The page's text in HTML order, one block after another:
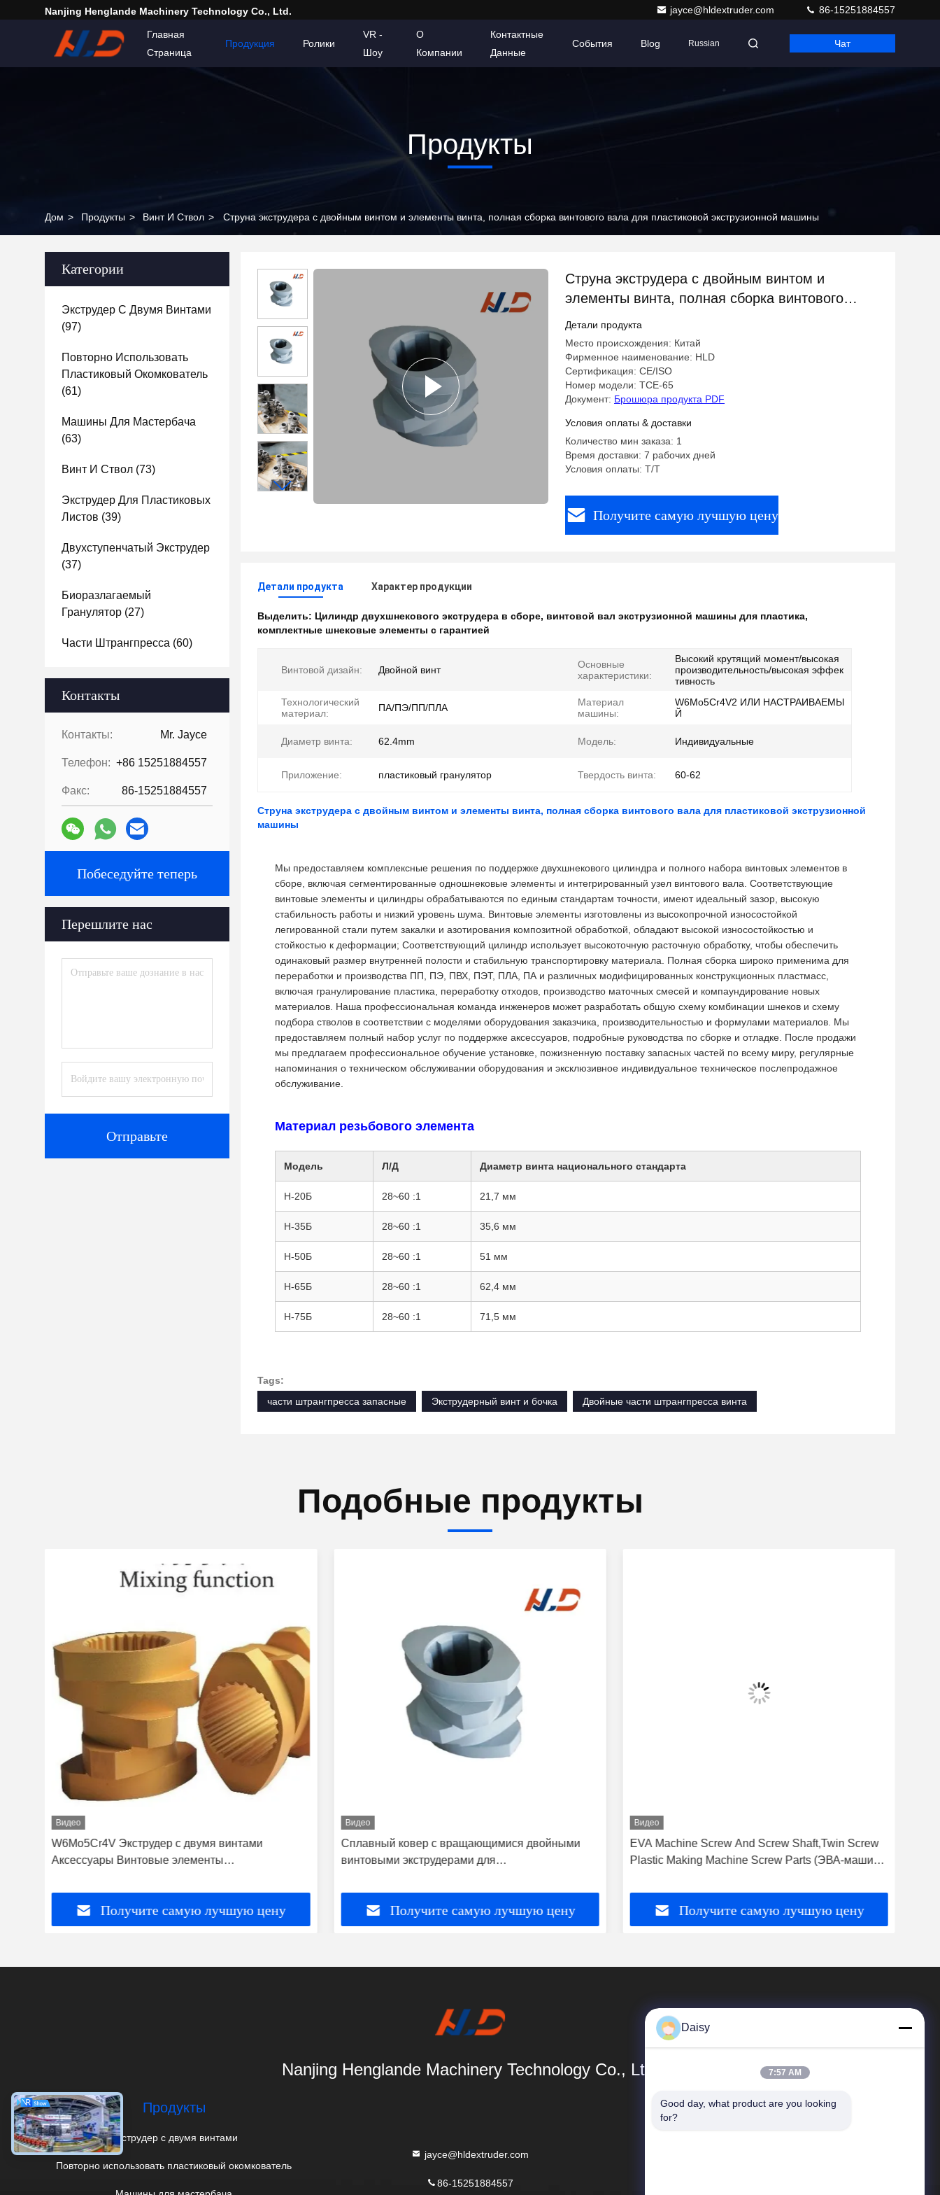
Nanjing Henglande Machinery Technology Co., Ltd. jayce@hldextruder.com 86-15251884557
Главная
Страница
Продукция Ролики
VR -
Шоу
О
Компании
Контактные
Данные
События Blog Russian Чат
Продукты
Дом > Продукты > Винт И Ствол > Струна экструдера с двойным винтом и элементы винта, полная сборка винтового вала для пластиковой экструзионной машины
Категории
Экструдер С Двумя Винтами
(97)
Повторно Использовать
Пластиковый Окомкователь
(61)
Машины Для Мастербача
(63)
Винт И Ствол (73)
Экструдер Для Пластиковых
Листов (39)
Двухступенчатый Экструдер
(37)
Биоразлагаемый
Гранулятор (27)
Части Штрангпресса (60)
Контакты
Контакты: Mr. Jayce
Телефон: +86 15251884557
Факс: 86-15251884557
Побеседуйте теперь
Перешлите нас
Отправьте
Струна экструдера с двойным винтом и
элементы винта, полная сборка винтового
вала для пластиковой экструзионной машины
Детали продукта
Место происхождения: Китай
Фирменное наименование: HLD
Сертификация: CE/ISO
Номер модели: ТСЕ-65
Документ: Брошюра продукта PDF
Условия оплаты & доставки
Количество мин заказа: 1
Время доставки: 7 рабочих дней
Условия оплаты: Т/Т
Получите самую лучшую цену
Детали продукта Характер продукции
Выделить: Цилиндр двухшнекового экструдера в сборе, винтовой вал экструзионной машины для пластика,
комплектные шнековые элементы с гарантией
Винтовой дизайн: Двойной винт
Основные
характеристики:
Высокий крутящий момент/высокая
производительность/высокая эффек
тивность
Технологический
материал:
ПА/ПЭ/ПП/ПЛА
Материал
машины:
W6Mo5Cr4V2 ИЛИ НАСТРАИВАЕМЫ
Й
Диаметр винта: 62.4mm Модель: Индивидуальные
Приложение: пластиковый гранулятор Твердость винта: 60-62
Струна экструдера с двойным винтом и элементы винта, полная сборка винтового вала для пластиковой экструзионной
машины
Мы предоставляем комплексные решения по поддержке двухшнекового цилиндра и полного набора винтовых элементов в
сборе, включая сегментированные одношнековые элементы и интегрированный узел винтового вала. Соответствующие
винтовые элементы и цилиндры обрабатываются по единым стандартам точности, имеют идеальный зазор, высокую
стабильность работы и низкий уровень шума. Винтовые элементы изготовлены из высокопрочной износостойкой
легированной стали путем закалки и азотирования композитной обработкой, обладают высокой износостойкостью и
стойкостью к деформации; Соответствующий цилиндр использует высокоточную расточную обработку, чтобы обеспечить
одинаковый размер внутренней полости и стабильную транспортировку материала. Полная сборка широко применима для
переработки и производства ПП, ПЭ, ПВХ, ПЭТ, ПЛА, ПА и различных модифицированных конструкционных пластмасс,
включая гранулирование пластика, переработку отходов, производство маточных смесей и компаундирование новых
материалов. Наша профессиональная команда инженеров может разработать общую схему комбинации шнеков и схему
подбора стволов в соответствии с моделями оборудования заказчика, производительностью и формулами материалов. Мы
предоставляем полный набор услуг по поддержке аксессуаров, подробные руководства по сборке и отладке. После продажи
мы предлагаем профессиональное обучение установке, пожизненную поставку запасных частей по всему миру, регулярные
напоминания о техническом обслуживании оборудования и эксклюзивное индивидуальное техническое послепродажное
обслуживание.
Материал резьбового элемента
Модель Л/Д Диаметр винта национального стандарта
Н-20Б 28~60 :1 21,7 мм
Н-35Б 28~60 :1 35,6 мм
Н-50Б 28~60 :1 51 мм
Н-65Б 28~60 :1 62,4 мм
Н-75Б 28~60 :1 71,5 мм
Tags:
части штрангпресса запасные
Экструдерный винт и бочка Двойные части штрангпресса винта
Подобные продукты
Видео
W6Mo5Cr4V Экструдер с двумя винтами
Аксессуары Винтовые элементы
Получите самую лучшую цену
Видео
Сплавный ковер с вращающимися двойными
винтовыми экструдерами для
Получите самую лучшую цену
Видео
EVA Machine Screw And Screw Shaft,Twin Screw
Plastic Making Machine Screw Parts (ЭВА-машина
пластиковый винтовой аппарат)
Получите самую лучшую цену
Nanjing Henglande Machinery Technology Co., Ltd.
Продукты
Экструдер с двумя винтами
Повторно использовать пластиковый окомкователь
jayce@hldextruder.com
86-15251884557
Быстрые Связи
Daisy
7:57 AM
Good day, what product are you looking
for?